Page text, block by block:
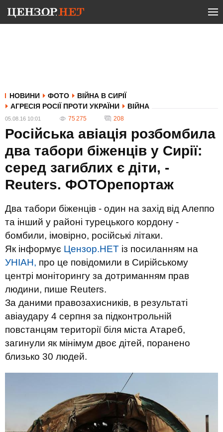
НОВИНИ ФОТО
ВІЙНА В СИРІЇ
АГРЕСІЯ РОСІЇ ПРОТИ УКРАЇНИ
ВІЙНА
05.08.16 10:01 75 275 208
Російська авіація розбомбила
два табори біженців у Сирії:
серед загиблих є діти, -
Reuters. ФОТОрепортаж
Два табори біженців - один на захід від Алеппо
та інший у районі турецького кордону -
бомбили, імовірно, російські літаки.
Як інформує Цензор.НЕТ із посиланням на
УНІАН, про це повідомили в Сирійському
центрі моніторингу за дотриманням прав
людини, пише Reuters.
За даними правозахисників, в результаті
авіаудару 4 серпня за підконтрольній
повстанцям території біля міста Атареб,
загинули як мінімум двоє дітей, поранено
близько 30 людей.